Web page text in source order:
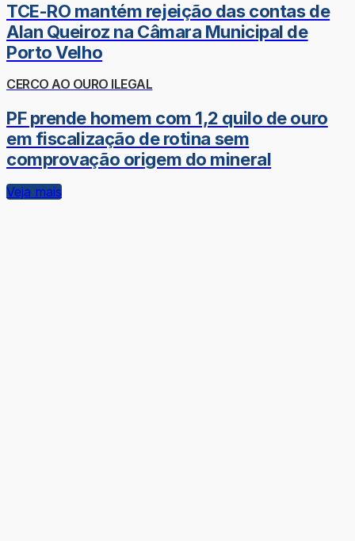
TCE-RO mantém rejeição das contas de
Alan Queiroz na Câmara Municipal de
Porto Velho
CERCO AO OURO ILEGAL
PF prende homem com 1,2 quilo de ouro
em fiscalização de rotina sem
comprovação origem do mineral
Veja mais